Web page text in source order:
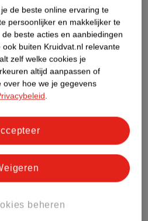
heeft (nog) geen Nature
Score.
de beste online ervaring te
persoonlijker en makkelijker te
beste acties en aanbiedingen
buiten Kruidvat.nl relevante
zelf welke cookies je
altijd aanpassen of
over hoe we je gegevens
.
beheren